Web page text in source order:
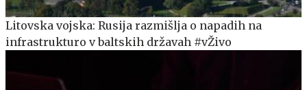
Litovska vojska: Rusija razmišlja o napadih na
infrastrukturo v baltskih državah #vŽivo